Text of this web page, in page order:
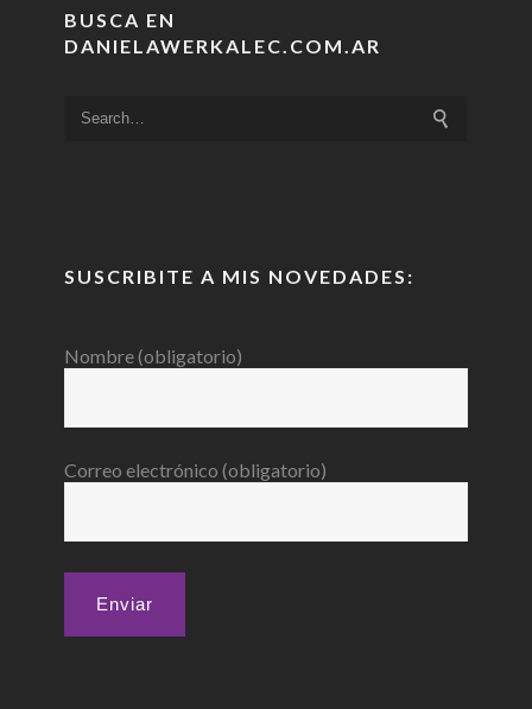
BUSCA EN
DANIELAWERKALEC.COM.AR
SUSCRIBITE A MIS NOVEDADES:
Nombre (obligatorio)
Correo electrónico (obligatorio)